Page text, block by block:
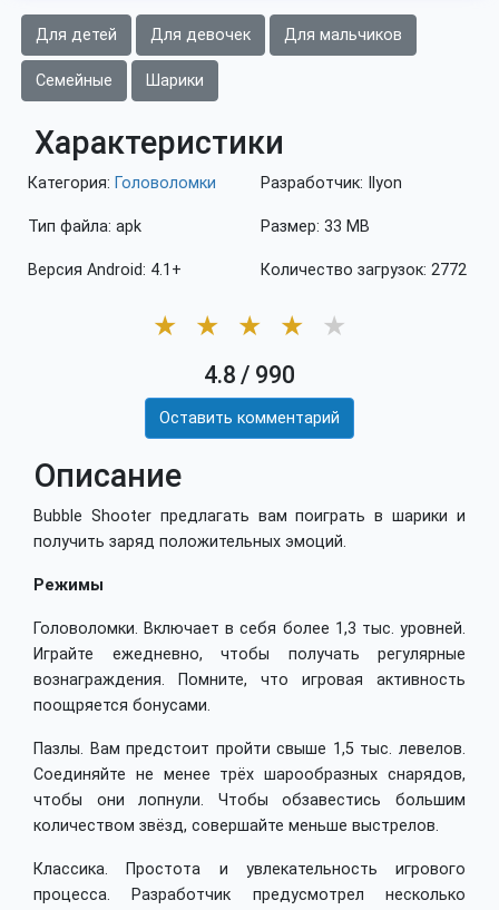
Для детей Для девочек Для мальчиков
Семейные Шарики
Характеристики
Категория: Головоломки
Тип файла: apk
Версия Android: 4.1+
Разработчик: Ilyon
Размер: 33 MB
Количество загрузок: 2772
★ ★ ★ ★ ★
4.8 / 990
Оставить комментарий
Описание
Bubble Shooter предлагать вам поиграть в шарики и
получить заряд положительных эмоций.
Режимы
Головоломки. Включает в себя более 1,3 тыс. уровней.
Играйте ежедневно, чтобы получать регулярные
вознаграждения. Помните, что игровая активность
поощряется бонусами.
Пазлы. Вам предстоит пройти свыше 1,5 тыс. левелов.
Соединяйте не менее трёх шарообразных снарядов,
чтобы они лопнули. Чтобы обзавестись большим
количеством звёзд, совершайте меньше выстрелов.
Классика. Простота и увлекательность игрового
процесса. Разработчик предусмотрел несколько